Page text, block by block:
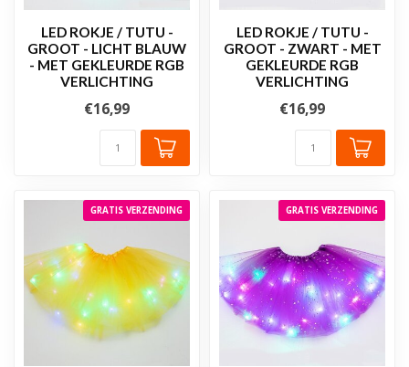
LED ROKJE / TUTU -
GROOT - LICHT BLAUW
- MET GEKLEURDE RGB
VERLICHTING
€16,99
LED ROKJE / TUTU -
GROOT - ZWART - MET
GEKLEURDE RGB
VERLICHTING
€16,99
GRATIS VERZENDING GRATIS VERZENDING